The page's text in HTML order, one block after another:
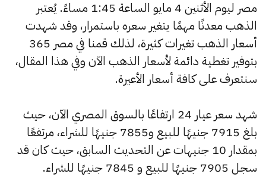
مصر ليوم الأثنين 4 مايو الساعة 1:45 مساءً. يُعتبر
الذهب معدنًا مهمًا يتغير سعره باستمرار، وقد شهدت
أسعار الذهب تغيرات كثيرة، لذلك قمنا في مصر 365
بتوفير تغطية دائمة لأسعار الذهب الآن وفي هذا المقال،
سنتعرف على كافة أسعار الأعيرة.
شهد سعر عيار 24 ارتفاعًا بالسوق المصري الآن، حيث
بلغ 7915 جنيهًا للبيع و7855 جنيهًا للشراء، مرتفعًا
بمقدار 10 جنيهات عن التحديث السابق، حيث كان قد
سجل 7905 جنيهًا للبيع و 7845 جنيهًا للشراء.